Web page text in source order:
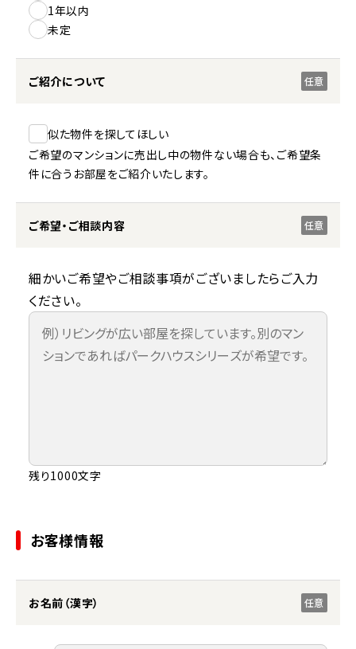
1年以内
未定
ご紹介について 任意
似た物件を探してほしい
ご希望のマンションに売出し中の物件ない場合も、ご希望条
件に合うお部屋をご紹介いたします。
ご希望・ご相談内容 任意
細かいご希望やご相談事項がございましたらご入力
ください。
残り1000文字
お客様情報
お名前（漢字） 任意